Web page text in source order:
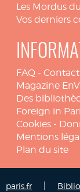
Les Mordus
Vos derniers
FAQ - Contact
Magazine
Des
Foreign in
Cookies -
Mentions
Plan du site
paris.fr